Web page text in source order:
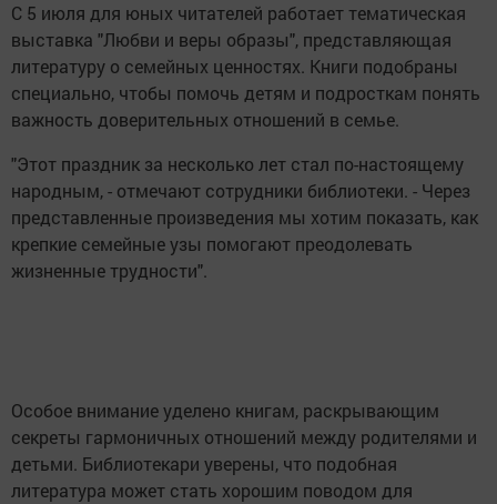
С 5 июля для юных читателей работает тематическая
выставка "Любви и веры образы", представляющая
литературу о семейных ценностях. Книги подобраны
специально, чтобы помочь детям и подросткам понять
важность доверительных отношений в семье.
"Этот праздник за несколько лет стал по-настоящему
народным, - отмечают сотрудники библиотеки. - Через
представленные произведения мы хотим показать, как
крепкие семейные узы помогают преодолевать
жизненные трудности".
Особое внимание уделено книгам, раскрывающим
секреты гармоничных отношений между родителями и
детьми. Библиотекари уверены, что подобная
литература может стать хорошим поводом для